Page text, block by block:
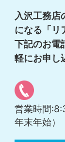
入沢工務店
になる「リ
下記のお電
軽にお申し
営業時間
年末年始）